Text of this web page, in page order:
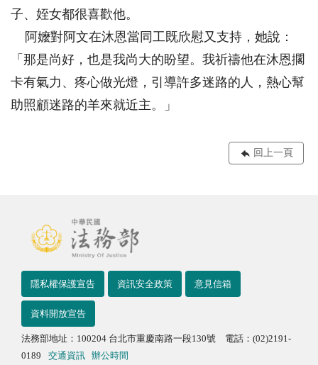
子、姪女都很喜歡他。
阿嬤對阿文在沐恩當同工既欣慰又支持，她說：
「那是尚好，也是我尚大的盼望。我祈禱他在沐恩擱
卡有氣力、疼心做光燈，引導許多迷路的人，熱心幫
助照顧迷路的羊來就近主。」
回上一頁
隱私權保護宣告 資訊安全政策 意見信箱
資料開放宣告
法務部地址：100204 台北市重慶南路一段130號 電話：(02)2191-
0189
交通資訊 辦公時間